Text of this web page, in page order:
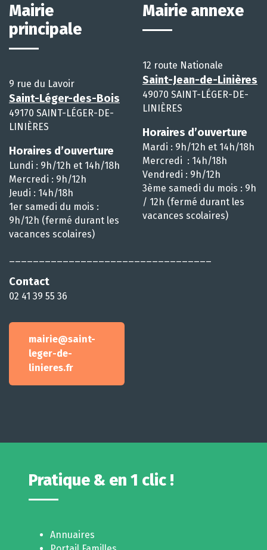
Mairie
principale
9 rue du Lavoir
Saint-Léger-des-Bois
49170 SAINT-LÉGER-DE-
LINIÈRES
Horaires d’ouverture
Lundi : 9h/12h et 14h/18h
Mercredi : 9h/12h
Jeudi : 14h/18h
1er samedi du mois :
9h/12h (fermé durant les
vacances scolaires)
Contact
02 41 39 55 36
mairie@saint-
leger-de-
linieres.fr
Mairie annexe
12 route Nationale
Saint-Jean-de-Linières
49070 SAINT-LÉGER-DE-
LINIÈRES
Horaires d’ouverture
Mardi : 9h/12h et 14h/18h
Mercredi : 14h/18h
Vendredi : 9h/12h
3ème samedi du mois : 9h
/ 12h (fermé durant les
vacances scolaires)
Pratique & en 1 clic !
Annuaires